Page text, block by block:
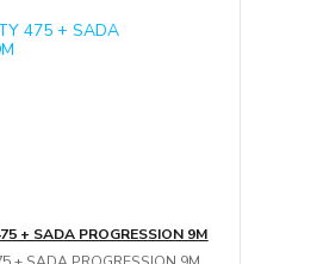
+ SADA PROGRESSION 9M